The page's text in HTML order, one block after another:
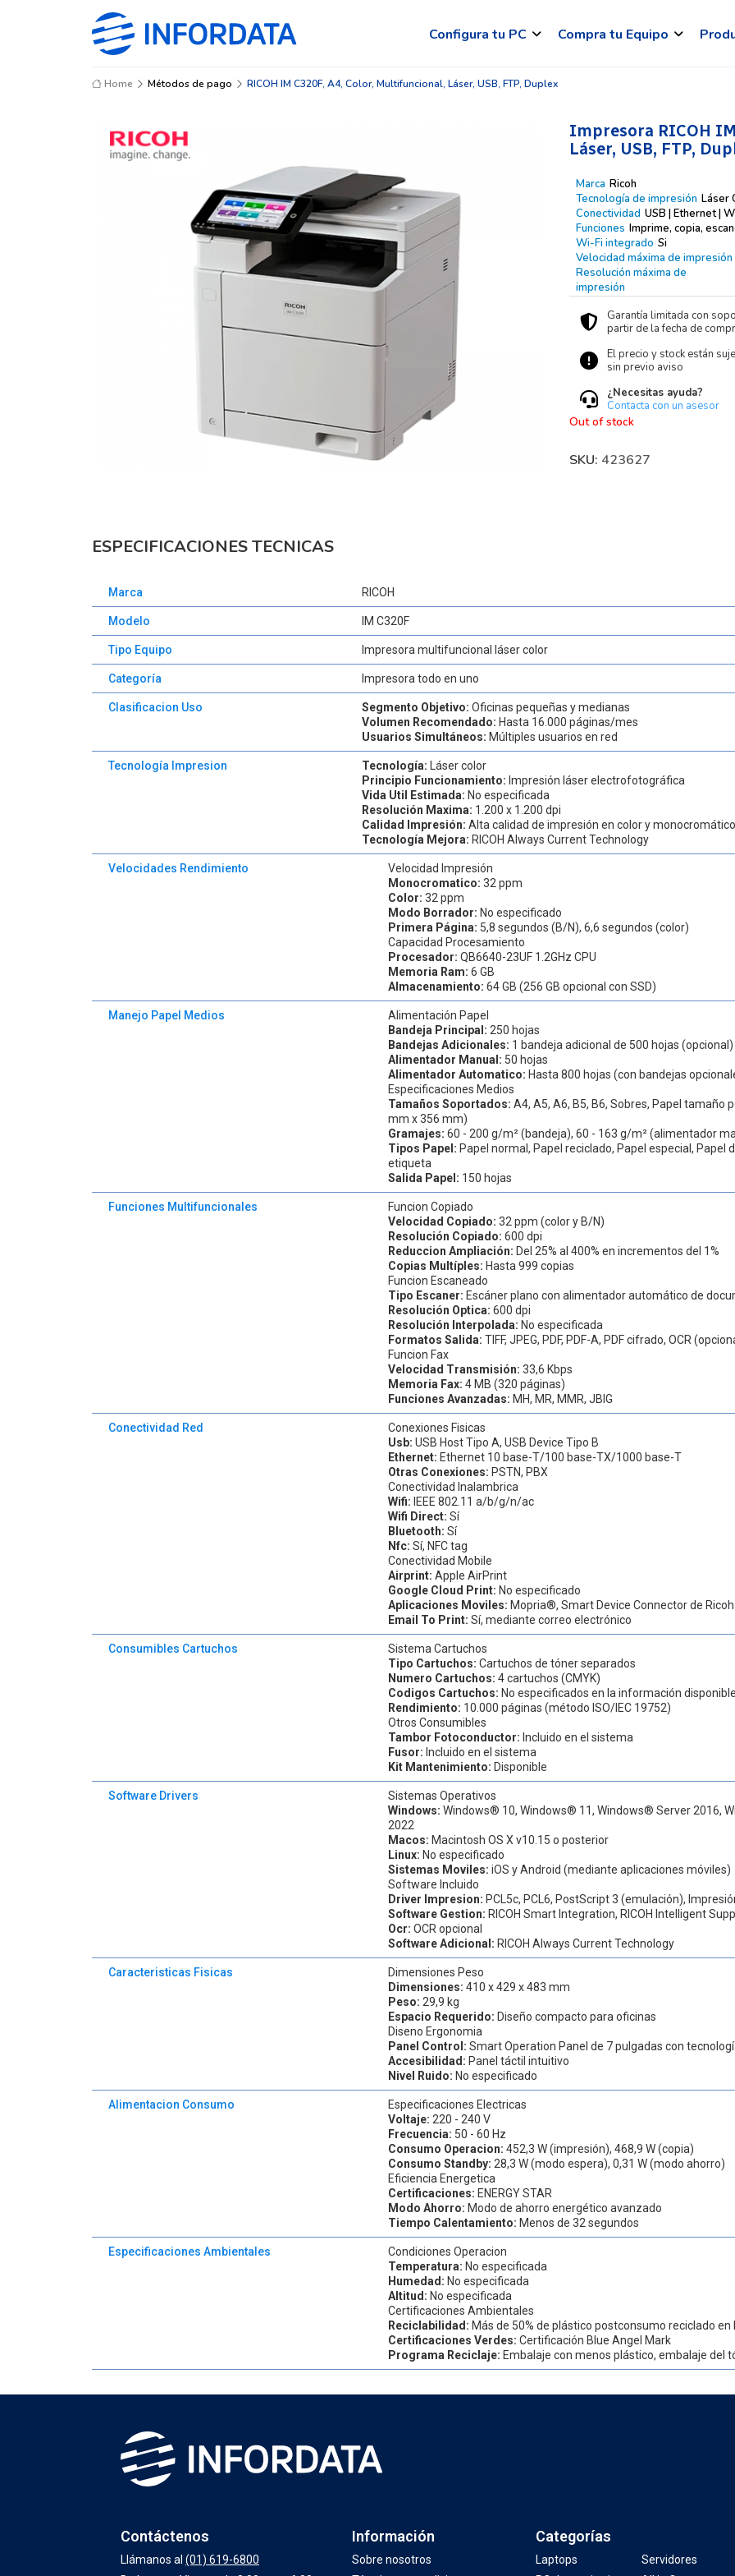
Configura tu PC Compra tu Equipo
Home Métodos de pago RICOH IM C320F, A4, Color, Multifuncional, Láser, USB, FTP, Duplex
Impresora RICOH
Láser, USB, FTP,
Marca Ricoh
Tecnología de impresión Láser
Conectividad USB | Ethernet |
Funciones Imprime, copia,
Wi-Fi integrado Si
Velocidad máxima de impresión
Resolución máxima de
impresión
Garantía limitada con
partir de la fecha de
El precio y stock están
sin previo aviso
¿Necesitas ayuda?
Contacta con un asesor
Out of stock
SKU: 423627
ESPECIFICACIONES TECNICAS
Marca RICOH
Modelo IM C320F
Tipo Equipo Impresora multifuncional láser color
Categoría Impresora todo en uno
Clasificacion Uso Segmento Objetivo:Oficinas pequeñas y medianas
Volumen Recomendado: Hasta 16.000 páginas/mes
Usuarios Simultáneos: Múltiples usuarios en red
Tecnología Impresion Tecnología:
Láser color
Principio Funcionamiento: Impresión láser electrofotográfica
Vida Util Estimada: No especificada
Resolución Maxima: 1.200 x 1.200 dpi
Calidad Impresión:Alta calidad de impresión en color y monocromático
Tecnología Mejora: RICOH Always Current Technology
Velocidades Rendimiento
Velocidad Impresión
Monocromatico:32 ppm
Color:32 ppm
Modo Borrador: No especificado
Primera Página: 5,8 segundos (B/N), 6,6 segundos (color)
Capacidad Procesamiento
Procesador:QB6640-23UF 1.2GHz CPU
Memoria Ram:6 GB
Almacenamiento:64 GB (256 GB opcional con SSD)
Manejo Papel Medios
Alimentación Papel
Bandeja Principal: 250 hojas
Bandejas Adicionales: 1 bandeja adicional de 500 hojas (opcional)
Alimentador Manual: 50 hojas
Alimentador Automatico: Hasta 800 hojas (con bandejas
Especificaciones Medios
Tamaños Soportados:A4, A5, A6, B5, B6, Sobres, Papel
mm x 356 mm)
Gramajes:60 - 200 g/m² (bandeja), 60 - 163 g/m² (alimentador
Tipos Papel: Papel normal, Papel reciclado, Papel especial, Papel
etiqueta
Salida Papel: 150 hojas
Funciones Multifuncionales
Funcion Copiado
Velocidad Copiado:32 ppm (color y B/N)
Resolución Copiado:600 dpi
Reduccion Ampliación: Del 25% al 400% en incrementos del 1%
Copias Multíples: Hasta 999 copias
Funcion Escaneado
Tipo Escaner: Escáner plano con alimentador automático de
Resolución Optica:600 dpi
Resolución Interpolada: No especificada
Formatos Salida:TIFF, JPEG, PDF, PDF-A, PDF cifrado, OCR
Funcion Fax
Velocidad Transmisión:33,6 Kbps
Memoria Fax:4 MB (320 páginas)
Funciones Avanzadas: MH, MR, MMR, JBIG
Conectividad Red
Conexiones Fisicas
Usb:USB Host Tipo A, USB Device Tipo B
Ethernet: Ethernet 10 base-T/100 base-TX/1000 base-T
Otras Conexiones: PSTN, PBX
Conectividad Inalambrica
Wifi: IEEE 802.11 a/b/g/n/ac
Wifi Direct:Sí
Bluetooth:Sí
Nfc:Sí, NFC tag
Conectividad Mobile
Airprint:Apple AirPrint
Google Cloud Print: No especificado
Aplicaciones Moviles: Mopria®, Smart Device Connector de Ricoh
Email To Print:Sí, mediante correo electrónico
Consumibles Cartuchos
Sistema Cartuchos
Tipo Cartuchos:Cartuchos de tóner separados
Numero Cartuchos:4 cartuchos (CMYK)
Codigos Cartuchos: No especificados en la información disponible
Rendimiento: 10.000 páginas (método ISO/IEC 19752)
Otros Consumibles
Tambor Fotoconductor: Incluido en el sistema
Fusor: Incluido en el sistema
Kit Mantenimiento: Disponible
Software Drivers
Sistemas Operativos
Windows:Windows® 10, Windows® 11, Windows® Server 2016,
2022
Macos: Macintosh OS X v10.15 o posterior
Linux: No especificado
Sistemas Moviles:iOS y Android (mediante aplicaciones móviles)
Software Incluido
Driver Impresion: PCL5c, PCL6, PostScript 3 (emulación),
Software Gestion: RICOH Smart Integration, RICOH Intelligent
Ocr:OCR opcional
Software Adicional: RICOH Always Current Technology
Caracteristicas Fisicas
Dimensiones Peso
Dimensiones:410 x 429 x 483 mm
Peso: 29,9 kg
Espacio Requerido: Diseño compacto para oficinas
Diseno Ergonomia
Panel Control:Smart Operation Panel de 7 pulgadas con
Accesibilidad: Panel táctil intuitivo
Nivel Ruido: No especificado
Alimentacion Consumo
Especificaciones Electricas
Voltaje: 220 - 240 V
Frecuencia: 50 - 60 Hz
Consumo Operacion:452,3 W (impresión), 468,9 W (copia)
Consumo Standby: 28,3 W (modo espera), 0,31 W (modo ahorro)
Eficiencia Energetica
Certificaciones: ENERGY STAR
Modo Ahorro: Modo de ahorro energético avanzado
Tiempo Calentamiento: Menos de 32 segundos
Especificaciones Ambientales
Condiciones Operacion
Temperatura: No especificada
Humedad: No especificada
Altitud: No especificada
Certificaciones Ambientales
Reciclabilidad: Más de 50% de plástico postconsumo reciclado en
Certificaciones Verdes:Certificación Blue Angel Mark
Programa Reciclaje: Embalaje con menos plástico, embalaje del
Contáctenos
Llámanos al (01) 619-6800
Información
Sobre nosotros
Categorías
Laptops
Servidores